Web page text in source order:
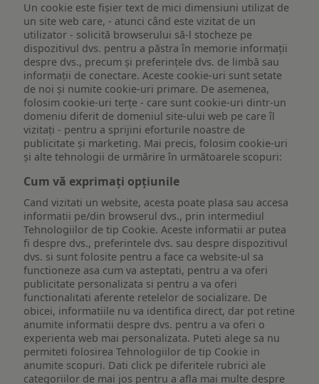
Un cookie este fişier text de mici dimensiuni utilizat de
un site web care, - atunci când este vizitat de un
utilizator - solicită browserului să-l stocheze pe
dispozitivul dvs. pentru a păstra în memorie informații
despre dvs., precum și preferințele dvs. de limbă sau
informații de conectare. Aceste cookie-uri sunt setate
de noi și numite cookie-uri primare. De asemenea,
folosim cookie-uri terțe - care sunt cookie-uri dintr-un
domeniu diferit de domeniul site-ului web pe care îl
vizitați - pentru a sprijini eforturile noastre de
publicitate și marketing. Mai precis, folosim cookie-uri
și alte tehnologii de urmărire în următoarele scopuri:
Cum vă exprimați opțiunile
Cand vizitati un website, acesta poate plasa sau accesa
informatii pe/din browserul dvs., prin intermediul
Tehnologiilor de tip Cookie. Aceste informatii ar putea
fi despre dvs., preferintele dvs. sau despre dispozitivul
dvs. si sunt folosite pentru a face ca website-ul sa
functioneze asa cum va asteptati, pentru a va oferi
publicitate personalizata si pentru a va oferi
functionalitati aferente retelelor de socializare. De
obicei, informatiile nu va identifica direct, dar pot retine
anumite informatii despre dvs. pentru a va oferi o
experienta web mai personalizata. Puteti alege sa nu
permiteti folosirea Tehnologiilor de tip Cookie in
anumite scopuri. Dati click pe diferitele rubrici ale
categoriilor de mai jos pentru a afla mai multe despre